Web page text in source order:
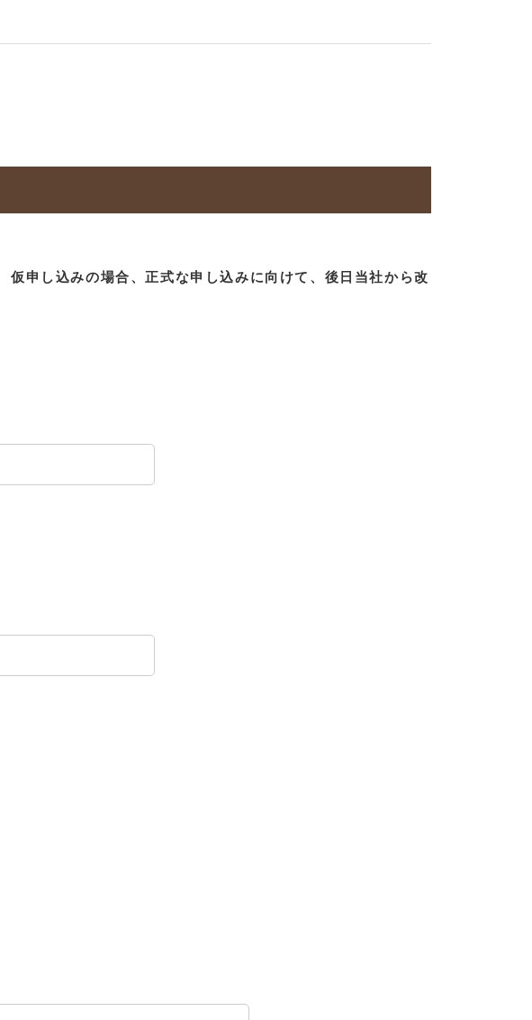
仮申し込みの場合、正式な申し込みに向けて、後日当社から改